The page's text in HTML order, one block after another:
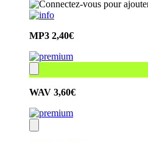
MP3 2,40€
WAV 3,60€